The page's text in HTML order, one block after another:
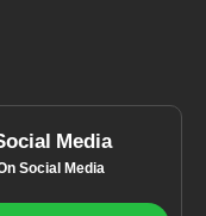
Media
Social Media